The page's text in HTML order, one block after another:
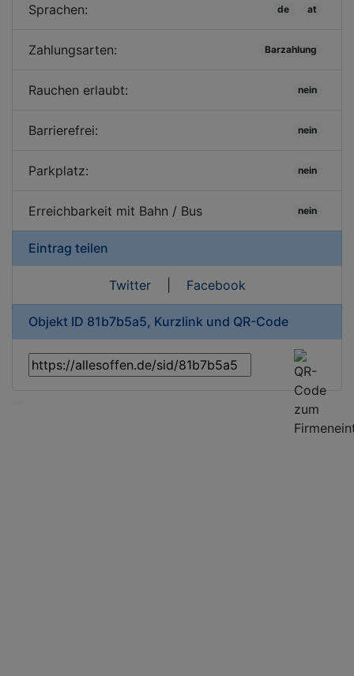
Sprachen: de at
Zahlungsarten: Barzahlung
Rauchen erlaubt: nein
Barrierefrei: nein
Parkplatz: nein
Erreichbarkeit mit Bahn / Bus nein
Eintrag teilen
Twitter| Facebook
Objekt ID 81b7b5a5, Kurzlink und QR-Code